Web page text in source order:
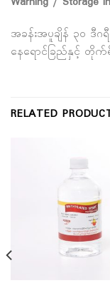
အခန်းအပူချိန် ၃၀ ဒီ
နေရောင်ခြည်နှင့် တို
RELATED